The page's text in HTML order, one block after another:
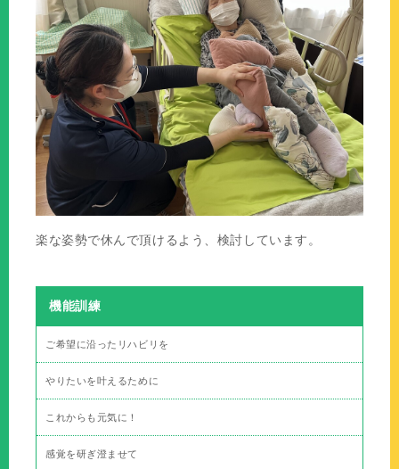
楽な姿勢で休んで頂けるよう、検討しています。
機能訓練
ご希望に沿ったリハビリを
やりたいを叶えるために
これからも元気に！
感覚を研ぎ澄ませて